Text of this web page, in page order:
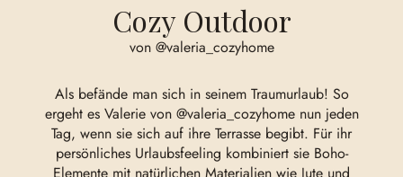
Cozy Outdoor
von @valeria_cozyhome
Als befände man sich in seinem Traumurlaub! So
ergeht es Valerie von @valeria_cozyhomenun jeden
Tag, wenn sie sich auf ihre Terrasse begibt. Für ihr
persönliches Urlaubsfeeling kombiniert sie Boho-